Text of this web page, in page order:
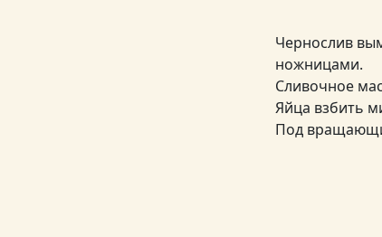
Чернослив
ножницами.
Сливочное
Яйца взбить
Под